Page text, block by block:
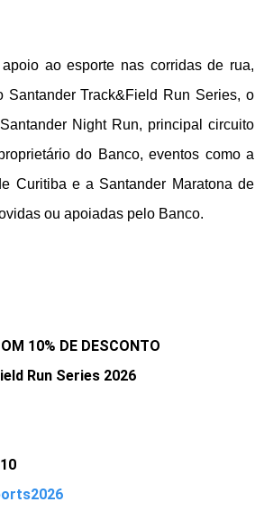
ao esporte nas corridas de rua,
Track&Field Run Series, o
Night Run, principal circuito
do Banco, eventos como a
Curitiba e a Santander Maratona de
ou apoiadas pelo Banco.
10% DE DESCONTO
Run Series 2026